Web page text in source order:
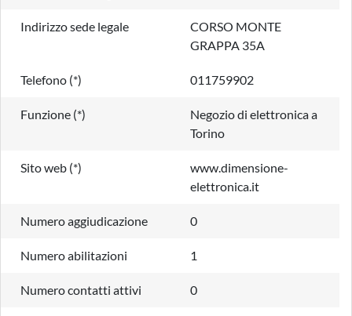
Indirizzo sede legale
CORSO MONTE
GRAPPA 35A
Telefono (*) 011759902
Funzione (*)
Negozio di elettronica a
Torino
Sito web (*)
www.dimensione-
elettronica.it
Numero aggiudicazione 0
Numero abilitazioni 1
Numero contatti attivi 0